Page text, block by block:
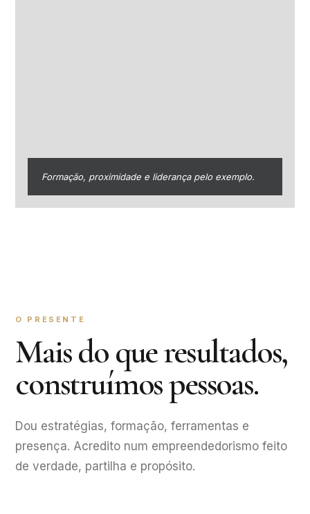
Formação, proximidade e liderança pelo exemplo.
O PRESENTE
Mais do que resultados,
construímos pessoas.
Dou estratégias, formação, ferramentas e
presença. Acredito num empreendedorismo feito
de verdade, partilha e propósito.